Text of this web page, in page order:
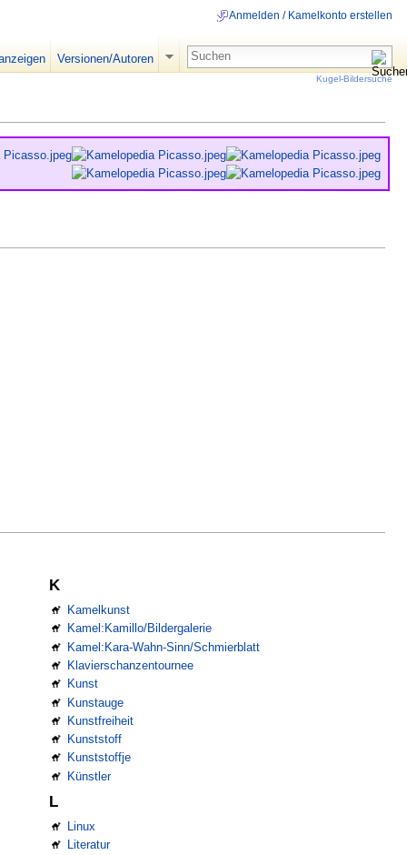
K
Kamelkunst
Kamel:Kamillo/Bildergalerie
Kamel:Kara-Wahn-Sinn/Schmierblatt
Klavierschanzentournee
Kunst
Kunstauge
Kunstfreiheit
Kunststoff
Kunststoffje
Künstler
L
Linux
Literatur
Anmelden / Kamelkonto erstellen
Versionen/Autoren
Kugel-Bildersuche